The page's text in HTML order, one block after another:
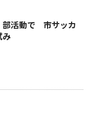
活動で 市サッカ
み